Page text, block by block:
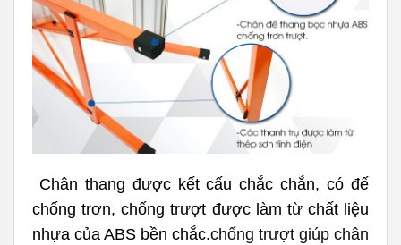
Chân thang được kết cấu chắc chắn, có đế
chống trơn, chống trượt được làm từ chất liệu
nhựa của ABS bền chắc.chống trượt giúp chân